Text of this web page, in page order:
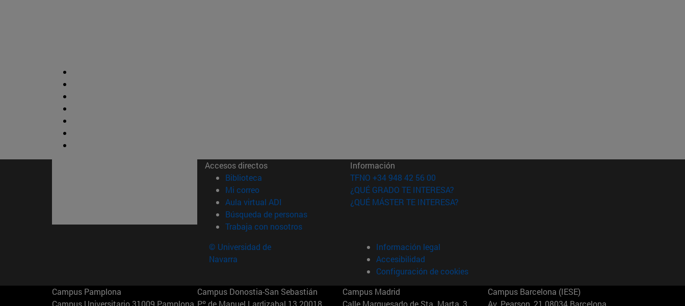
Accesos directos
Biblioteca (abre en nueva ventana)
Mi correo(abre en nueva ventana)
Aula virtual ADI (abre en nueva ventana)
Búsqueda de personas(abre en nueva ventana)
Trabaja con nosotros(abre en nueva ventana)
Información
TFNO +34 948 42 56 00
¿QUÉ GRADO TE INTERESA?
¿QUÉ MÁSTER TE INTERESA?
© Universidad de
Navarra
Información legal
Accesibilidad
Configuración de cookies
Campus Pamplona
Campus Universitario 31009 Pamplona
Campus Donostia-San Sebastián
Pº de Manuel Lardizabal 13 20018
Campus Madrid
Calle Marquesado de Sta. Marta, 3
Campus Barcelona (IESE)
Av. Pearson, 21 08034 Barcelona